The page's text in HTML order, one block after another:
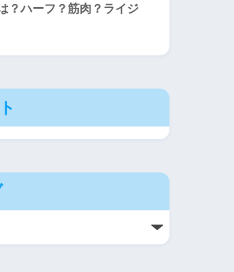
？ハーフ？筋肉？ライジ